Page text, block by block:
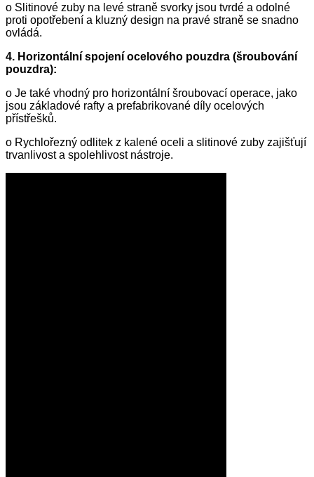
o Slitinové zuby na levé straně svorky jsou tvrdé a odolné
proti opotřebení a kluzný design na pravé straně se snadno
ovládá.
4. Horizontální spojení ocelového pouzdra (šroubování
pouzdra):
o Je také vhodný pro horizontální šroubovací operace, jako
jsou základové rafty a prefabrikované díly ocelových
přístřešků.
o Rychlořezný odlitek z kalené oceli a slitinové zuby zajišťují
trvanlivost a spolehlivost nástroje.